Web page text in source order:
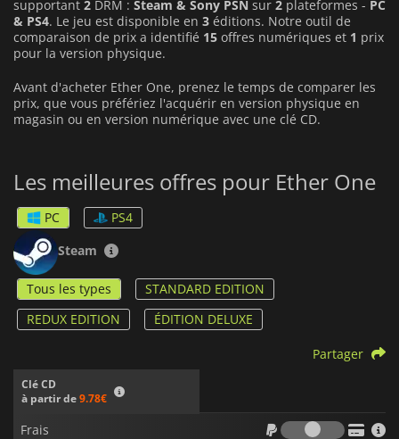
supportant 2 DRM : Steam & Sony PSN sur 2 plateformes - PC
& PS4. Le jeu est disponible en 3 éditions. Notre outil de
comparaison de prix a identifié 15 offres numériques et 1 prix
pour la version physique.
Avant d'acheter Ether One, prenez le temps de comparer les
prix, que vous préfériez l'acquérir en version physique en
magasin ou en version numérique avec une clé CD.
Les meilleures offres pour Ether One
PC
PS4
Steam
Tous les types
STANDARD EDITION
REDUX EDITION
ÉDITION DELUXE
Clé CD
à partir de9.78€
Partager
Frais
Frais